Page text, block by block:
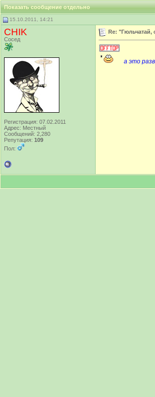
Показать сообщение отдельно
15.10.2011, 14:21
CHIK
Сосед
Регистрация: 07.02.2011
Адрес: Местный
Сообщений: 2,280
Репутация: 109
Пол:
Re:
а это